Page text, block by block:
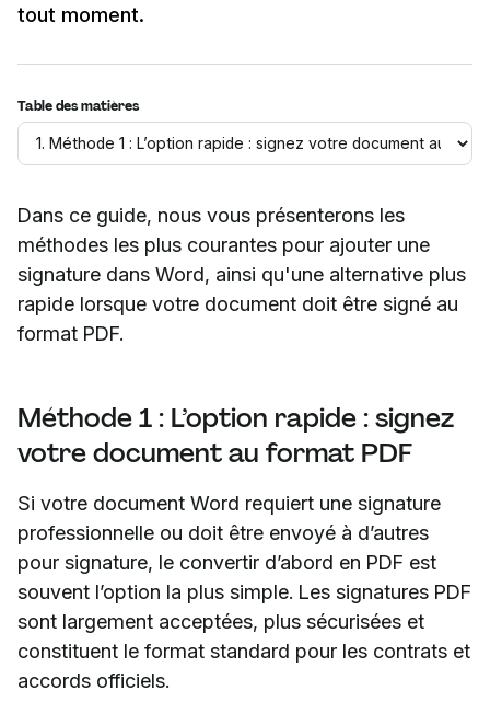
tout moment.
Table des matières
Dans ce guide, nous vous présenterons les
méthodes les plus courantes pour ajouter une
signature dans Word, ainsi qu'une alternative plus
rapide lorsque votre document doit être signé au
format PDF.
Méthode 1 : L’option rapide : signez
votre document au format PDF
Si votre document Word requiert une signature
professionnelle ou doit être envoyé à d’autres
pour signature, le convertir d’abord en PDF est
souvent l’option la plus simple. Les signatures PDF
sont largement acceptées, plus sécurisées et
constituent le format standard pour les contrats et
accords officiels.